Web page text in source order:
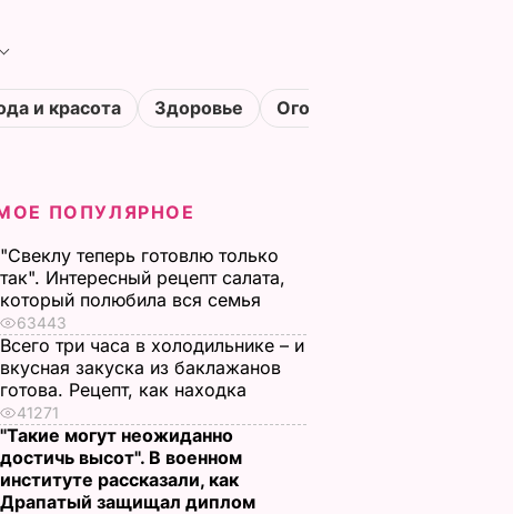
и красота Здоровье Огороды
ПОПУЛЯРНОЕ
"Свеклу теперь готовлю только
так". Интересный рецепт салата,
который полюбила вся семья
63443
Всего три часа в холодильнике – и
вкусная закуска из баклажанов
готова. Рецепт, как находка
41271
"Такие могут неожиданно
достичь высот". В военном
институте рассказали, как
Драпатый защищал диплом